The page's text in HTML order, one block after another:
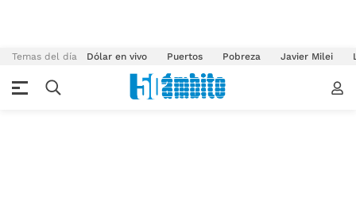
Temas del día Dólar en vivo Puertos Pobreza Javier Milei